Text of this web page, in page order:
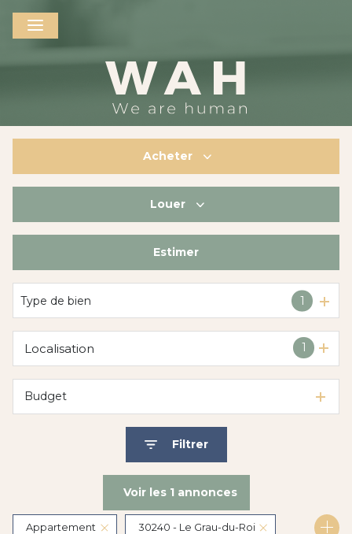
Acheter
De l'immo pro
Louer
De l'immo pro
Estimer
Type de bien 1
1
Localisation
Budget
Filtrer
Voir les 1annonces
Appartement 30240 - Le Grau-du-Roi